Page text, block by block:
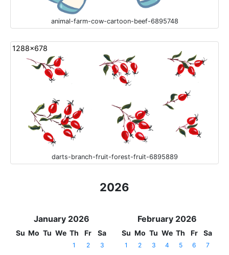
animal-farm-cow-cartoon-beef-6895748
1288x678
darts-branch-fruit-forest-fruit-6895889
2026
January 2026
Su Mo Tu We Th Fr Sa
1 2
3
February 2026
Su Mo Tu We Th Fr Sa
1 2 3 4 5 6
7